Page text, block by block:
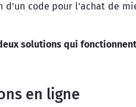
d'un code pour l'achat de
deux solutions qui
en ligne